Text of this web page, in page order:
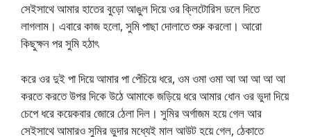
সেইসাথে আমার হাতের বুড়ো আঙুল দিয়ে ওর ক্লিটোরিস ডলে দিতে
লাগলাম। এবারে কাজ হলো, সুমি পাছা দোলাতে শুরু করলো। আরো
কিছুক্ষন পর সুমি হঠাৎ
করে ওর দুই পা দিয়ে আমার পা পেঁচিয়ে ধরে, ওম ওমা ওমা আ আ আ আ আ
করতে করতে উপর দিকে উঠে আমাকে জড়িয়ে ধরে আমার ধোন ওর ভুদা দিয়ে
চেপে ধরে কয়েকবার জোরে ঠেলা দিল। সুমির অর্গাজম হয়ে গেল আর
সেইসাথে আমারও সুমির ভুদার মধ্যেই মাল আউট হয়ে গেল, ঠেকাতে